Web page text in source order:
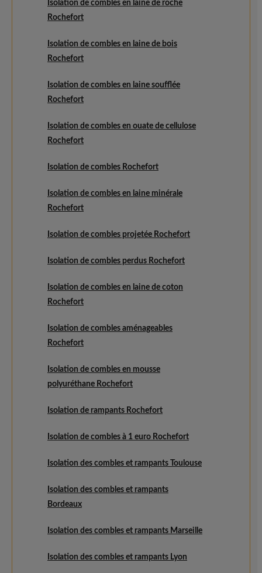
Isolation de combles en laine de roche
Rochefort
Isolation de combles en laine de bois
Rochefort
Isolation de combles en laine soufflée
Rochefort
Isolation de combles en ouate de cellulose
Rochefort
Isolation de combles Rochefort
Isolation de combles en laine minérale
Rochefort
Isolation de combles projetée Rochefort
Isolation de combles perdus Rochefort
Isolation de combles en laine de coton
Rochefort
Isolation de combles aménageables
Rochefort
Isolation de combles en mousse
polyuréthane Rochefort
Isolation de rampants Rochefort
Isolation de combles à 1 euro Rochefort
Isolation des combles et rampants Toulouse
Isolation des combles et rampants
Bordeaux
Isolation des combles et rampants Marseille
Isolation des combles et rampants Lyon